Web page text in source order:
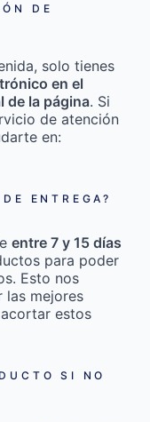
DE
solo tienes
en el
de la página. Si
de atención
en:
ENTREGA?
entre 7 y 15 días
para poder
Esto nos
las mejores
estos
SI NO